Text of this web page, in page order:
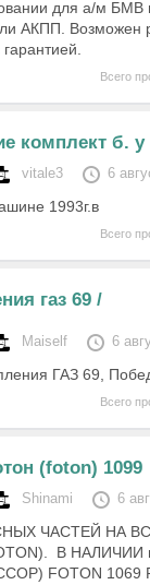
для а/м БМВ
АКПП. Возможен
Всего
комплект б. у
vitale3 6
1993г.в
Всего
газ 69 /
Maiself 6
ГАЗ 69,
Всего
(foton) 1099
Shinami 6
ЧАСТЕЙ НА
В НАЛИЧИИ
FOTON 1069